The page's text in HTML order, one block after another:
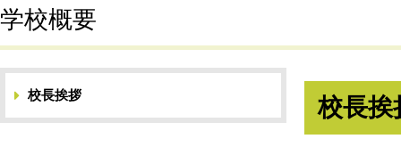
学校概要
校長挨
校長挨拶